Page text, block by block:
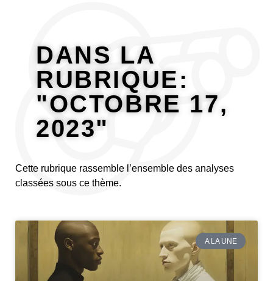
DANS LA
RUBRIQUE:
"OCTOBRE 17,
2023"
Cette rubrique rassemble l’ensemble des analyses
classées sous ce thème.
A LA UNE